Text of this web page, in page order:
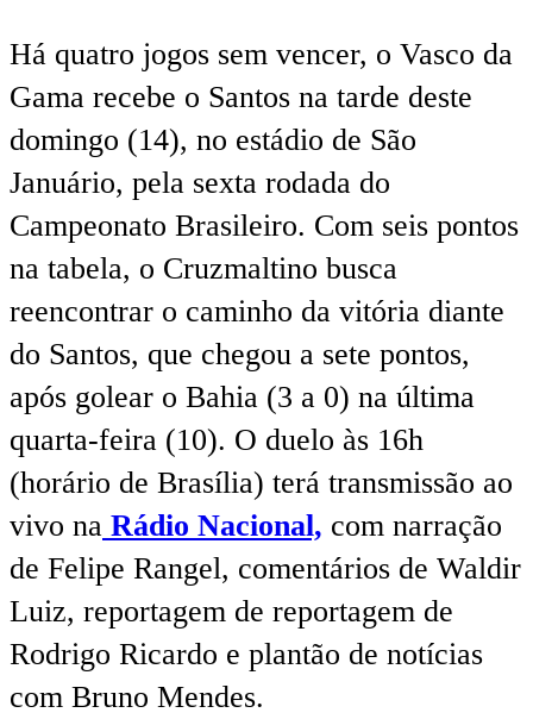
Há quatro jogos sem vencer, o Vasco da
Gama recebe o Santos na tarde deste
domingo (14), no estádio de São
Januário, pela sexta rodada do
Campeonato Brasileiro. Com seis pontos
na tabela, o Cruzmaltino busca
reencontrar o caminho da vitória diante
do Santos, que chegou a sete pontos,
após golear o Bahia (3 a 0) na última
quarta-feira (10). O duelo às 16h
(horário de Brasília) terá transmissão ao
vivo na Rádio Nacional, com narração
de Felipe Rangel, comentários de Waldir
Luiz, reportagem de reportagem de
Rodrigo Ricardo e plantão de notícias
com Bruno Mendes.